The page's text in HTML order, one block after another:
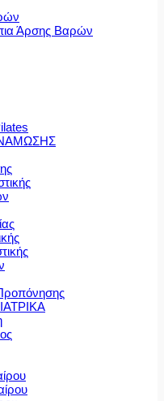
Άρσης Βαρών